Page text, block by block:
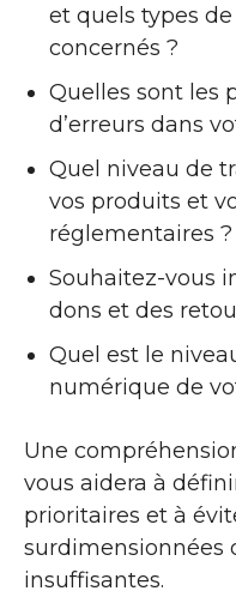
et quels types
concernés ?
Quelles sont les
d’erreurs dans
Quel niveau de
vos produits et
réglementaires ?
Souhaitez-vous
dons et des
Quel est le
numérique de
Une
vous aidera à
prioritaires et à
surdimensionnées
insuffisantes.